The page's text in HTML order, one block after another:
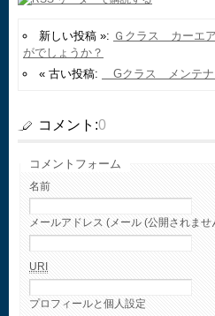
新しい投稿 »: Ｇクラス カーエ
がでしょうか？
« 古い投稿:
Gクラス メンテナ
コメント:0
コメントフォーム
名前
メールアドレス (メール (公開されませ
URI
プロフィールと個人設定